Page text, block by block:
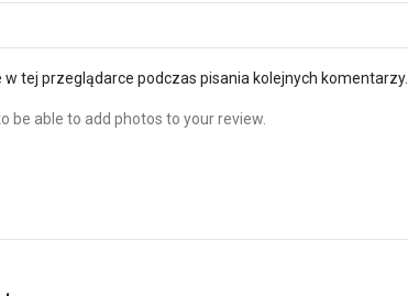
tej przeglądarce podczas pisania kolejnych komentarzy.
be able to add photos to your review.